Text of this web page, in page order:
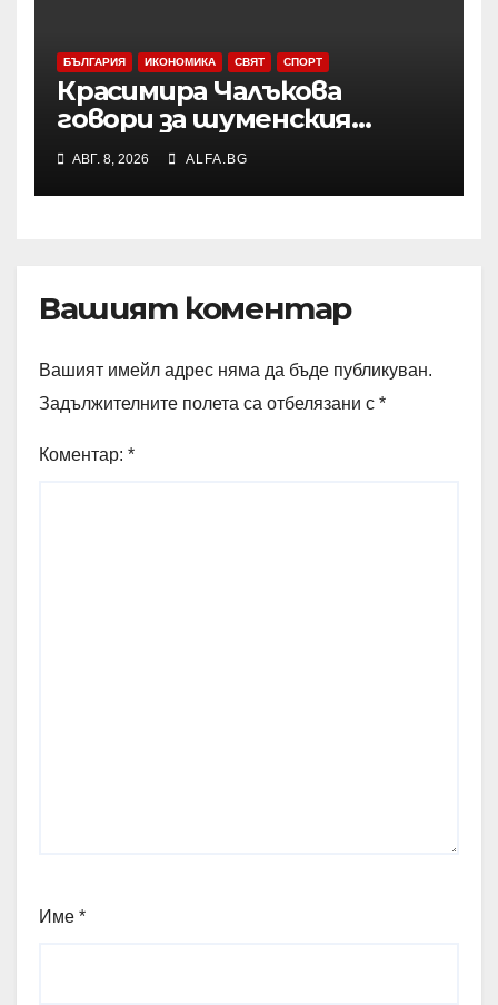
БЪЛГАРИЯ ИКОНОМИКА СВЯТ СПОРТ
Красимира Чалъкова
говори за шуменския
художник Никола Михайлов
на дискусията за Пенчо
Славейков и модернизма в
АВГ. 8, 2026 ALFA.BG
Вашият коментар
Вашият имейл адрес няма да бъде публикуван.
Задължителните полета са отбелязани с *
Коментар: *
Име *